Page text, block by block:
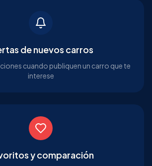
de nuevos carros
cuando publiquen un carro que te
interese
y comparación